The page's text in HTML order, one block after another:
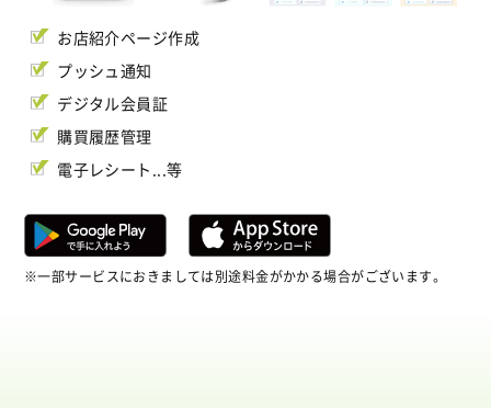
お店紹介ページ作成
プッシュ通知
デジタル会員証
購買履歴管理
電子レシート...等
※一部サービスにおきましては別途料金がかかる場合がございます。